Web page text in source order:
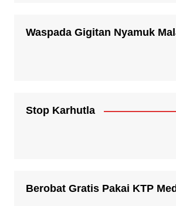
Waspada Gigitan Nyamuk
Stop Karhutla
Berobat Gratis Pakai KTP